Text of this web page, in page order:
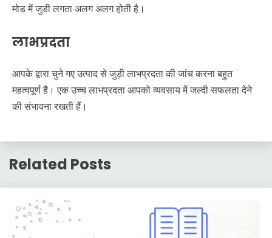
मोड में जुडी लगता अलग अलग होती है।
लाभप्रदता
आपके द्वारा चुने गए उत्पाद से जुड़ी लाभप्रदता की जांच करना बहुत
महत्वपूर्ण है। एक उच्च लाभप्रदता आपको व्यवसाय में जल्दी सफलता देने
की संभावना रखती हैं।
Related Posts